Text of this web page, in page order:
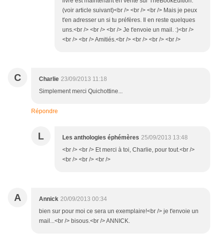
(voir article suivant)<br /> <br /> <br /> Mais je peux
t'en adresser un si tu préfères. Il en reste quelques
uns.<br /> <br /> <br /> Je t'envoie un mail. :)<br />
<br /> <br /> Amitiés.<br /> <br /> <br /> <br />
C Charlie 23/09/2013 11:18
Simplement merci Quichottine...
Répondre
L Les anthologies éphémères 25/09/2013 13:48
<br /> <br /> Et merci à toi, Charlie, pour tout.<br />
<br /> <br /> <br />
A Annick 20/09/2013 00:34
bien sur pour moi ce sera un exemplaire!<br /> je t'envoie un
mail...<br /> bisous.<br /> ANNICK.